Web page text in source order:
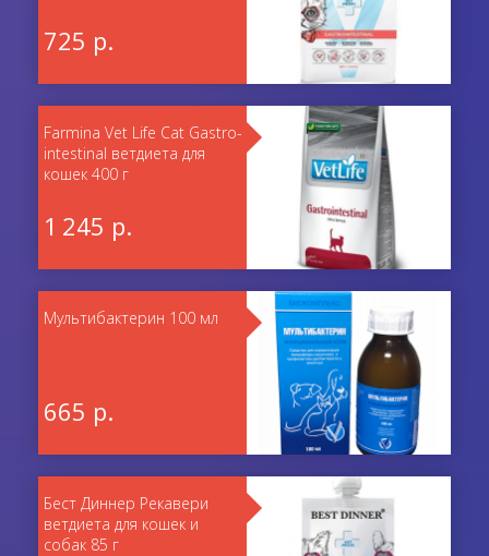
725 р.
Farmina Vet Life Cat Gastro-
intestinal ветдиета для
кошек 400 г
1 245 р.
Мультибактерин 100 мл
665 р.
Бест Диннер Рекавери
ветдиета для кошек и
собак 85 г